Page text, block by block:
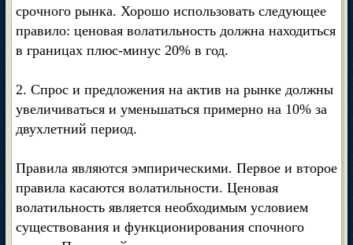
срочного рынка. Хорошо использовать следующее
правило: ценовая волатильность должна находиться
в границах плюс-минус 20% в год.
2. Спрос и предложения на актив на рынке должны
увеличиваться и уменьшаться примерно на 10% за
двухлетний период.
Правила являются эмпирическими. Первое и второе
правила касаются волатильности. Ценовая
волатильность является необходимым условием
существования и функционирования спочного